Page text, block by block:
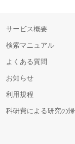
サービス概要
検索マニュアル
よくある質問
お知らせ
利用規程
科研費による研究の